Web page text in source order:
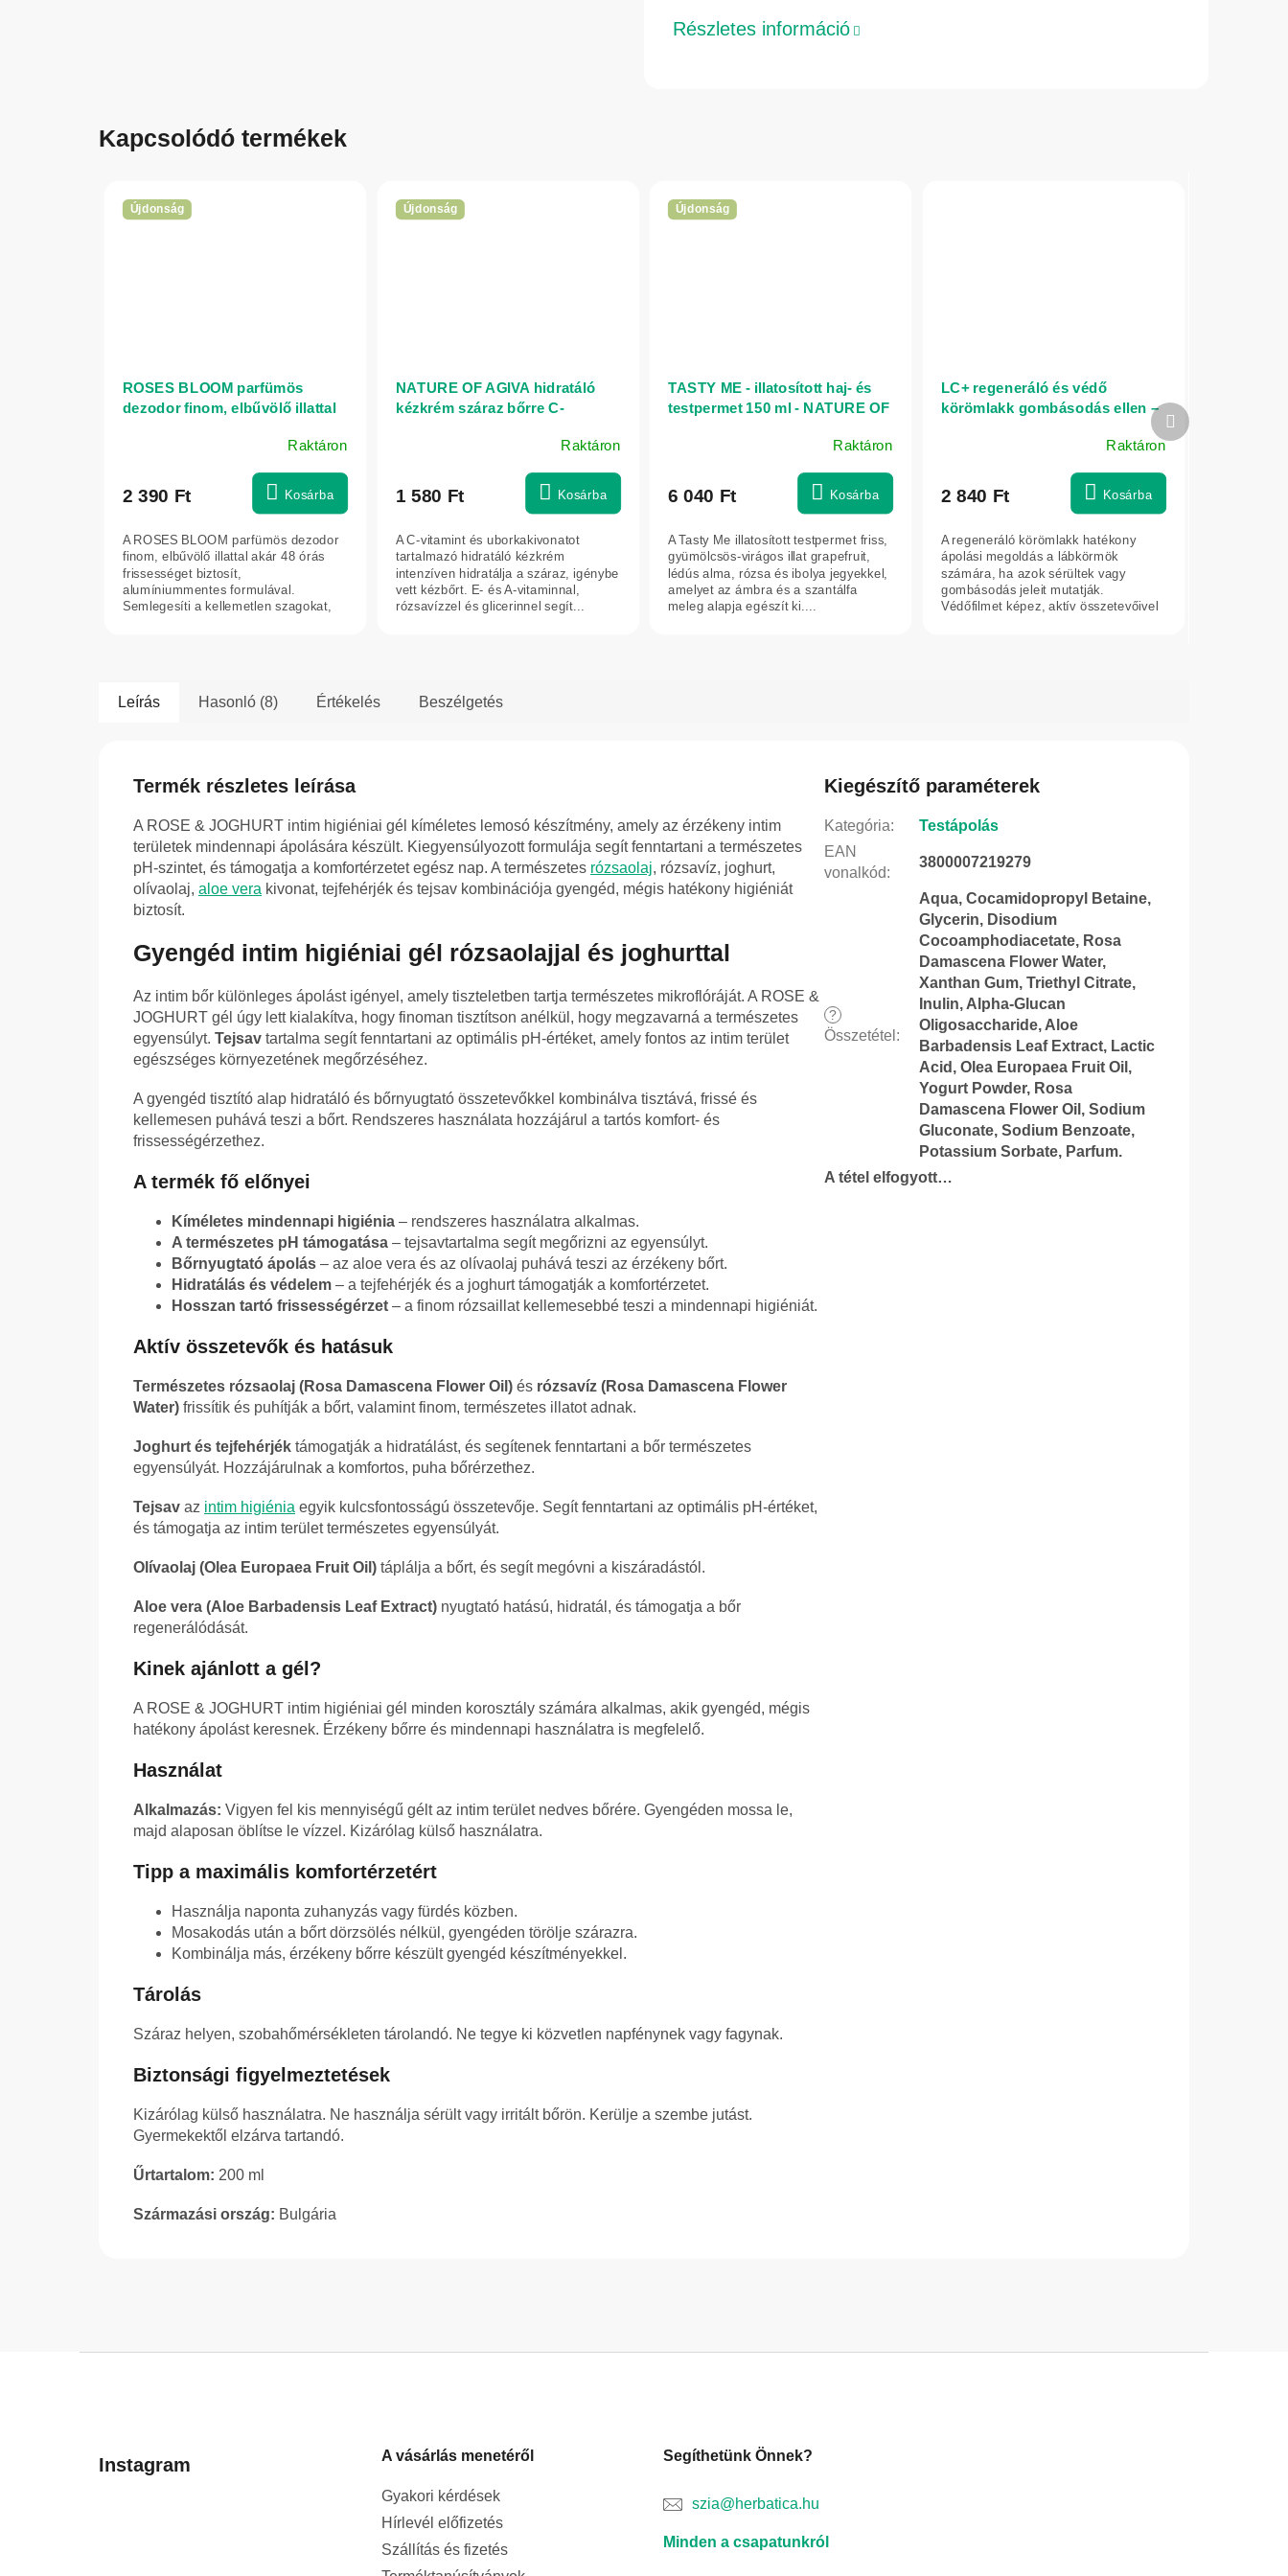
Részletes információ
Kapcsolódó termékek
Újdonság
ROSES BLOOM parfümös
dezodor finom, elbűvölő illattal
Raktáron
2 390 Ft Kosárba
A ROSES BLOOM parfümös dezodor
finom, elbűvölő illattal akár 48 órás
frissességet biztosít,
alumíniummentes formulával.
Semlegesíti a kellemetlen szagokat,
Újdonság
NATURE OF AGIVA hidratáló
kézkrém száraz bőrre C-
Raktáron
1 580 Ft Kosárba
A C-vitamint és uborkakivonatot
tartalmazó hidratáló kézkrém
intenzíven hidratálja a száraz, igénybe
vett kézbőrt. E- és A-vitaminnal,
rózsavízzel és glicerinnel segít...
Újdonság
TASTY ME - illatosított haj- és
testpermet 150 ml - NATURE OF
Raktáron
6 040 Ft Kosárba
A Tasty Me illatosított testpermet friss,
gyümölcsös-virágos illat grapefruit,
lédús alma, rózsa és ibolya jegyekkel,
amelyet az ámbra és a szantálfa
meleg alapja egészít ki....
LC+ regeneráló és védő
körömlakk gombásodás ellen –
Raktáron
2 840 Ft Kosárba
A regeneráló körömlakk hatékony
ápolási megoldás a lábkörmök
számára, ha azok sérültek vagy
gombásodás jeleit mutatják.
Védőfilmet képez, aktív összetevőivel
Következő
termék
Leírás Hasonló (8) Értékelés Beszélgetés
Termék részletes leírása
A ROSE & JOGHURT intim higiéniai gél kíméletes lemosó készítmény, amely az érzékeny intim
területek mindennapi ápolására készült. Kiegyensúlyozott formulája segít fenntartani a természetes
pH-szintet, és támogatja a komfortérzetet egész nap. A természetes rózsaolaj, rózsavíz, joghurt,
olívaolaj, aloe vera kivonat, tejfehérjék és tejsav kombinációja gyengéd, mégis hatékony higiéniát
biztosít.
Gyengéd intim higiéniai gél rózsaolajjal és joghurttal
Az intim bőr különleges ápolást igényel, amely tiszteletben tartja természetes mikroflóráját. A ROSE &
JOGHURT gél úgy lett kialakítva, hogy finoman tisztítson anélkül, hogy megzavarná a természetes
egyensúlyt. Tejsav tartalma segít fenntartani az optimális pH-értéket, amely fontos az intim terület
egészséges környezetének megőrzéséhez.
A gyengéd tisztító alap hidratáló és bőrnyugtató összetevőkkel kombinálva tisztává, frissé és
kellemesen puhává teszi a bőrt. Rendszeres használata hozzájárul a tartós komfort- és
frissességérzethez.
A termék fő előnyei
Kíméletes mindennapi higiénia – rendszeres használatra alkalmas.
A természetes pH támogatása – tejsavtartalma segít megőrizni az egyensúlyt.
Bőrnyugtató ápolás – az aloe vera és az olívaolaj puhává teszi az érzékeny bőrt.
Hidratálás és védelem – a tejfehérjék és a joghurt támogatják a komfortérzetet.
Hosszan tartó frissességérzet – a finom rózsaillat kellemesebbé teszi a mindennapi higiéniát.
Aktív összetevők és hatásuk
Természetes rózsaolaj (Rosa Damascena Flower Oil) és rózsavíz (Rosa Damascena Flower
Water) frissítik és puhítják a bőrt, valamint finom, természetes illatot adnak.
Joghurt és tejfehérjék támogatják a hidratálást, és segítenek fenntartani a bőr természetes
egyensúlyát. Hozzájárulnak a komfortos, puha bőrérzethez.
Tejsav az intim higiénia egyik kulcsfontosságú összetevője. Segít fenntartani az optimális pH-értéket,
és támogatja az intim terület természetes egyensúlyát.
Olívaolaj (Olea Europaea Fruit Oil) táplálja a bőrt, és segít megóvni a kiszáradástól.
Aloe vera (Aloe Barbadensis Leaf Extract) nyugtató hatású, hidratál, és támogatja a bőr
regenerálódását.
Kinek ajánlott a gél?
A ROSE & JOGHURT intim higiéniai gél minden korosztály számára alkalmas, akik gyengéd, mégis
hatékony ápolást keresnek. Érzékeny bőrre és mindennapi használatra is megfelelő.
Használat
Alkalmazás: Vigyen fel kis mennyiségű gélt az intim terület nedves bőrére. Gyengéden mossa le,
majd alaposan öblítse le vízzel. Kizárólag külső használatra.
Tipp a maximális komfortérzetért
Használja naponta zuhanyzás vagy fürdés közben.
Mosakodás után a bőrt dörzsölés nélkül, gyengéden törölje szárazra.
Kombinálja más, érzékeny bőrre készült gyengéd készítményekkel.
Tárolás
Száraz helyen, szobahőmérsékleten tárolandó. Ne tegye ki közvetlen napfénynek vagy fagynak.
Biztonsági figyelmeztetések
Kizárólag külső használatra. Ne használja sérült vagy irritált bőrön. Kerülje a szembe jutást.
Gyermekektől elzárva tartandó.
Űrtartalom: 200 ml
Származási ország: Bulgária
Kiegészítő paraméterek
Kategória:
Testápolás
EAN
vonalkód:
3800007219279
?
Összetétel :
Aqua, Cocamidopropyl Betaine,
Glycerin, Disodium
Cocoamphodiacetate, Rosa
Damascena Flower Water,
Xanthan Gum, Triethyl Citrate,
Inulin, Alpha-Glucan
Oligosaccharide, Aloe
Barbadensis Leaf Extract, Lactic
Acid, Olea Europaea Fruit Oil,
Yogurt Powder, Rosa
Damascena Flower Oil, Sodium
Gluconate, Sodium Benzoate,
Potassium Sorbate, Parfum.
A tétel elfogyott…
Instagram A vásárlás menetéről
Gyakori kérdések
Hírlevél előfizetés
Szállítás és fizetés
Segíthetünk Önnek?
szia@herbatica.hu
Minden a csapatunkról